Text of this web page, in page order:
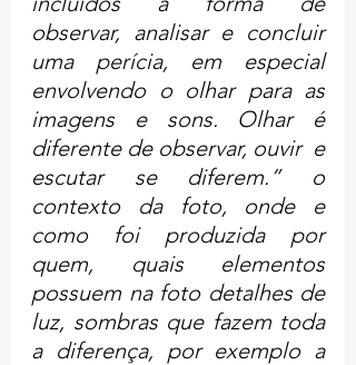
observar, analisar e concluir
uma perícia, em especial
envolvendo o olhar para as
imagens e sons. Olhar é
diferente de observar, ouvir  e
escutar se diferem.” o
contexto da foto, onde e
como foi produzida por
quem, quais elementos
possuem na foto detalhes de
luz, sombras que fazem toda
a diferença, por exemplo a